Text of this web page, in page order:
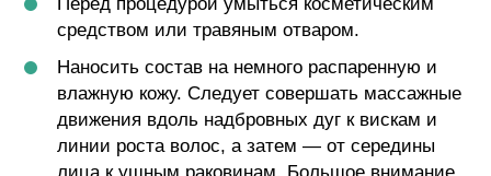
средством или травяным отваром.
Наносить состав на немного распаренную и
влажную кожу. Следует совершать массажные
движения вдоль надбровных дуг к вискам и
линии роста волос, а затем — от середины